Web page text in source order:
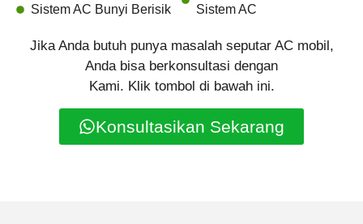
Sistem AC Bunyi Berisik
Sistem AC
Jika Anda butuh punya masalah seputar AC mobil,
Anda bisa berkonsultasi dengan
Kami. Klik tombol di bawah ini.
Konsultasikan Sekarang